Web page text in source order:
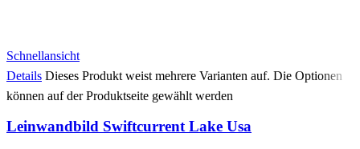
Schnellansicht
Details Dieses Produkt weist mehrere Varianten auf. Die Optionen
können auf der Produktseite gewählt werden
Leinwandbild Swiftcurrent Lake Usa